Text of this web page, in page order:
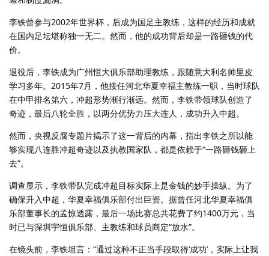
李铁曾参与2002年世界杯，后成为国足主教练，这样的经历和成就
在国内足坛堪称独一无二。然而，他的成功背后却是一路砸钱的代
价。
退役后，李铁成为广州恒大俱乐部助理教练，跟随意大利名帅里皮
学习多年。2015年7月，他接任河北华夏幸福主教练一职，当时球队
在中甲排名第六，冲超形势渐行渐远。然而，李铁带领球队创造了
奇迹，最后八轮全胜，以两分优势力压大连人，成功升入中超。
然而，央视反腐专题片揭示了这一背后的内幕，指出李铁之所以能
够实现八连胜冲超奇迹以及执教国家队，都是依赖于“一路砸钱砸上
去”。
调查显示，李铁带队完成冲超目标实际上是金钱的妙手操纵。为了
确保升入中超，华夏幸福俱乐部付出巨资。据曾任河北华夏幸福俱
乐部董事长的孟惊透露，最后一场比赛总共花费了约1400万元，当
时已与深圳宇恒俱乐部、主教练和球员商定“放水”。
在镜头前，李铁坦言：“通过这种不正当手段取得‘成功’，实际上让我